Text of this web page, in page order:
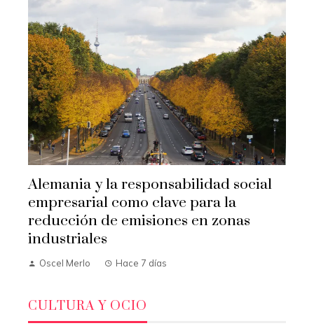
Alemania y la responsabilidad social
empresarial como clave para la
reducción de emisiones en zonas
industriales
Oscel Merlo Hace 7 días
CULTURA Y OCIO